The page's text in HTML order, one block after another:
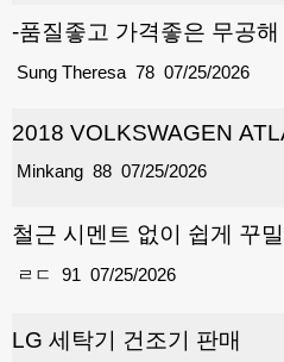
-품질좋고 가격좋은 무공
78
Sung Theresa 07/25/2026
2018 VOLKSWAGEN
88
Minkang 07/25/2026
철근 시멘트 없이 쉽게 꾸
91
ㄹㄷ 07/25/2026
LG 세탁기 건조기 판매